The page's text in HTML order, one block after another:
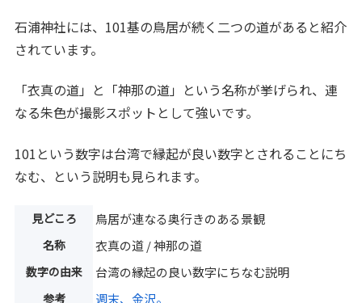
石浦神社には、101基の鳥居が続く二つの道があると紹介
されています。
「衣真の道」と「神那の道」という名称が挙げられ、連
なる朱色が撮影スポットとして強いです。
101という数字は台湾で縁起が良い数字とされることにち
なむ、という説明も見られます。
見どころ 鳥居が連なる奥行きのある景観
名称 衣真の道 / 神那の道
数字の由来 台湾の縁起の良い数字にちなむ説明
参考 週末、金沢。